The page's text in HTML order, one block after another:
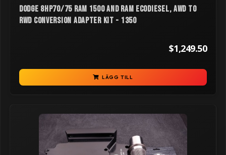
Dodge 8HP70/75 RAM 1500 and RAM Ecodiesel, AWD to
RWD Conversion Adapter Kit - 1350
$1,249.50
LÄGG TILL